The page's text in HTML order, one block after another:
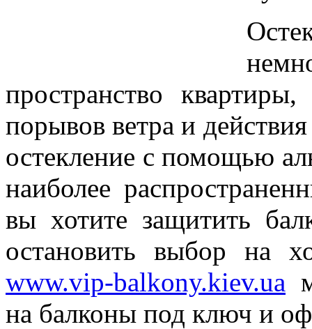
пространство
порывов ветра и
остекление с помощью
наиболее
вы хотите защитить
остановить выбор на
www.vip-balkony.kiev.ua
на балконы под ключ и